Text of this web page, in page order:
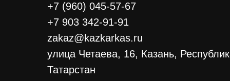
+7 (960) 045-57-67
+7 903 342-91-91
zakaz@kazkarkas.ru
улица Четаева, 16, Казань,
Татарстан